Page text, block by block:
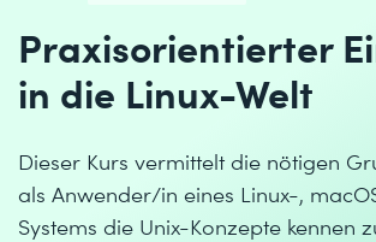
Praxisorientierter
in die Linux-Welt
Dieser Kurs vermittelt die nötigen
als Anwender/in eines Linux-,
Systems die Unix-Konzepte kennen